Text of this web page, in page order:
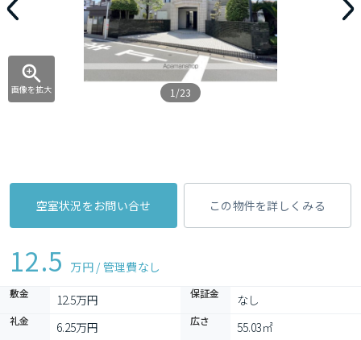
画像を拡大 1/23
空室状況をお問い合せ この物件を詳しくみる
12.5 万円 / 管理費なし
敷金 12.5万円 保証金 なし
礼金 6.25万円 広さ 55.03㎡